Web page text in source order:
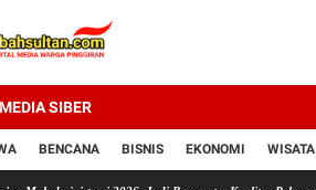
SIBER
BENCANA BISNIS EKONOMI WISATA